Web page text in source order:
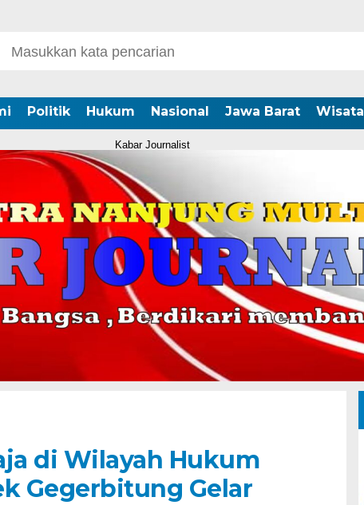
Politik Hukum Nasional Jawa Barat Wisata
Kabar Journalist
di Wilayah Hukum
Gegerbitung Gelar